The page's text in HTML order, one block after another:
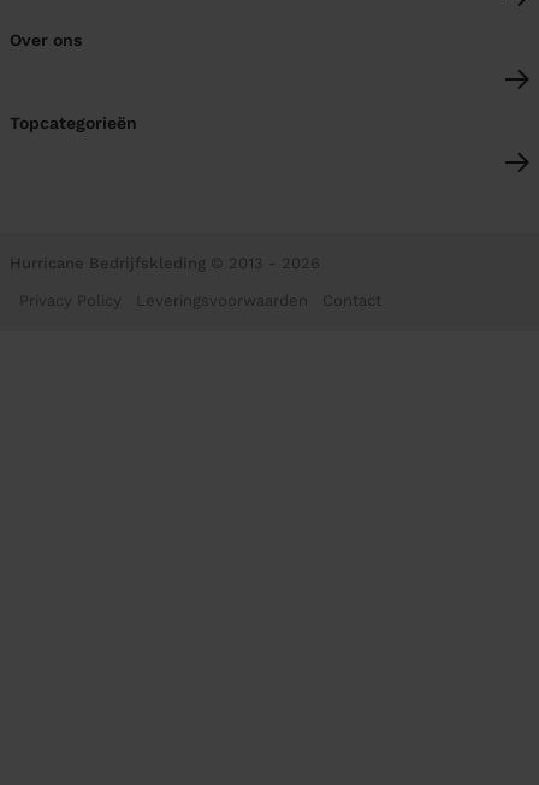
Over ons
Topcategorieën
Hurricane Bedrijfskleding © 2013 - 2026
Privacy Policy Leveringsvoorwaarden Contact